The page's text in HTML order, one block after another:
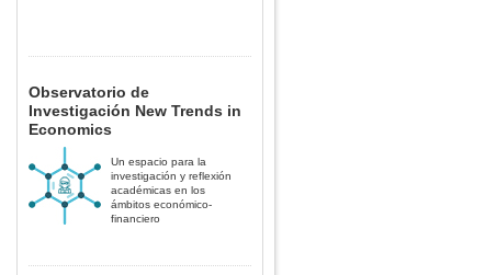
Observatorio de
Investigación New Trends in
Economics
Un espacio para la
investigación y reflexión
académicas en los
ámbitos económico-
financiero